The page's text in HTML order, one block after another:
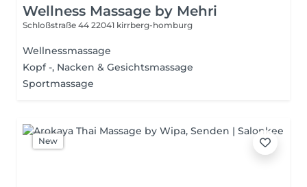
Wellness Massage by Mehri
Schloßstraße 44 22041 kirrberg-homburg
Wellnessmassage
Kopf -, Nacken & Gesichtsmassage
Sportmassage
New